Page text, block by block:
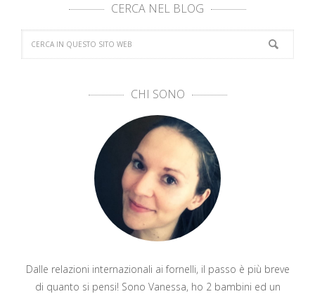
CERCA NEL BLOG
CHI SONO
Dalle relazioni internazionali ai fornelli, il passo è più breve
di quanto si pensi! Sono Vanessa, ho 2 bambini ed un